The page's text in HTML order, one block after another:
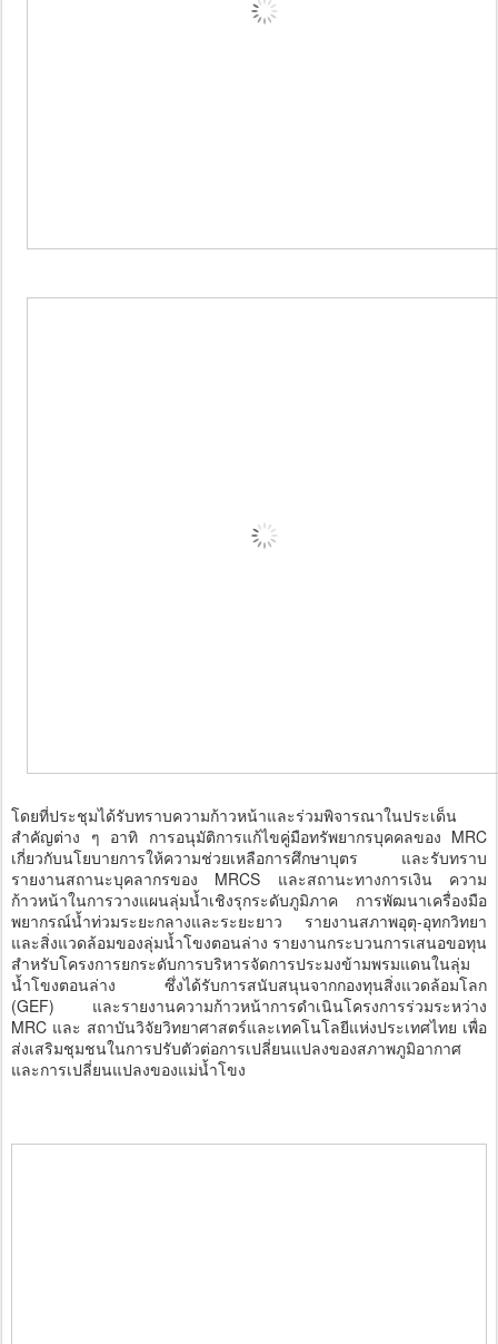
โดยที่ประชุมได้รับทราบความก้าวหน้าและร่วมพิจารณาในประเด็น
สำคัญต่าง ๆ อาทิ การอนุมัติการแก้ไขคู่มือทรัพยากรบุคคลของ MRC
เกี่ยวกับนโยบายการให้ความช่วยเหลือการศึกษาบุตร และรับทราบ
รายงานสถานะบุคลากรของ MRCS และสถานะทางการเงิน ความ
ก้าวหน้าในการวางแผนลุ่มน้ำเชิงรุกระดับภูมิภาค การพัฒนาเครื่องมือ
พยากรณ์น้ำท่วมระยะกลางและระยะยาว รายงานสภาพอุตุ-อุทกวิทยา
และสิ่งแวดล้อมของลุ่มน้ำโขงตอนล่าง รายงานกระบวนการเสนอขอทุน
สำหรับโครงการยกระดับการบริหารจัดการประมงข้ามพรมแดนในลุ่ม
น้ำโขงตอนล่าง ซึ่งได้รับการสนับสนุนจากกองทุนสิ่งแวดล้อมโลก
(GEF) และรายงานความก้าวหน้าการดำเนินโครงการร่วมระหว่าง
MRC และ สถาบันวิจัยวิทยาศาสตร์และเทคโนโลยีแห่งประเทศไทย เพื่อ
ส่งเสริมชุมชนในการปรับตัวต่อการเปลี่ยนแปลงของสภาพภูมิอากาศ
และการเปลี่ยนแปลงของแม่น้ำโขง